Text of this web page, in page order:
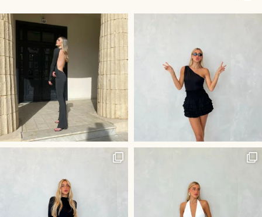
היוש לשמלה הכי לוהטת בסביבה